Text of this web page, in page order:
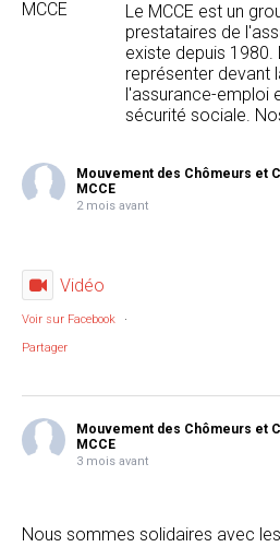
Le MCCE est un
prestataires de
existe depuis
représenter devant
l'assurance-emploi
sécurité sociale.
Mouvement des Chômeurs et
MCCE
2 mois avant
Vidéo
Voir sur Facebook
·
Partager
Mouvement des Chômeurs et
MCCE
3 mois avant
Nous sommes solidaires avec